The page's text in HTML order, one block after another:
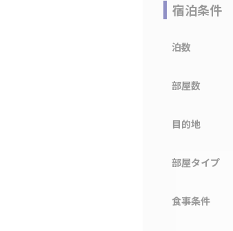
宿泊条件
泊数
部屋数
目的地
部屋タイプ
食事条件